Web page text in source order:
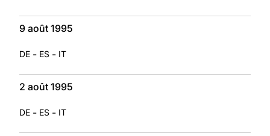
9 août 1995
DE - ES - IT
2 août 1995
DE - ES - IT